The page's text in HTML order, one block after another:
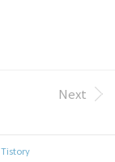
Next
Tistory